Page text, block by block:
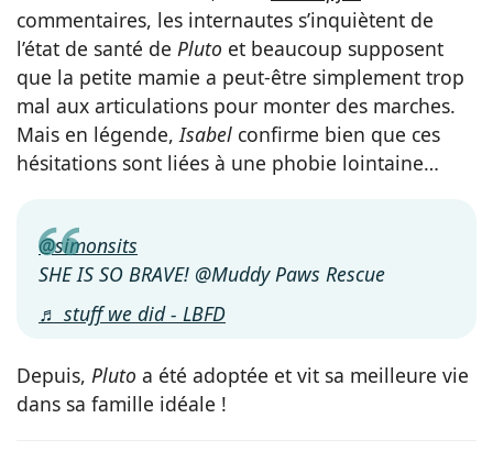
commentaires, les internautes s’inquiètent de
l’état de santé de Pluto et beaucoup supposent
que la petite mamie a peut-être simplement trop
mal aux articulations pour monter des marches.
Mais en légende,Isabel confirme bien que ces
hésitations sont liées à une phobie lointaine…
@simonsits
SHE IS SO BRAVE! @Muddy Paws Rescue
♬ stuff we did - LBFD
Depuis, Pluto a été adoptée et vit sa meilleure vie
dans sa famille idéale !